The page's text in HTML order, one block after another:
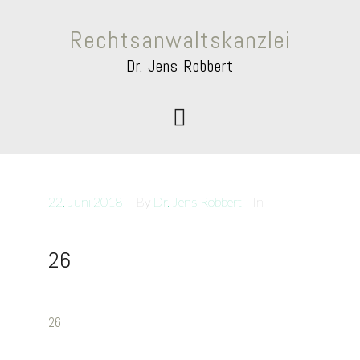
Rechtsanwaltskanzlei
Dr. Jens Robbert
22. Juni 2018 Dr. Jens Robbert In
26
26